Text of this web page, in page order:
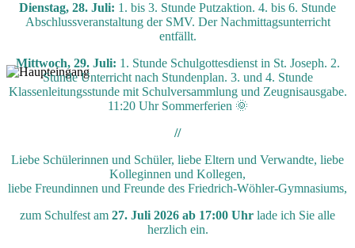
Dienstag, 28. Juli: 1. bis 3. Stunde Putzaktion. 4. bis 6. Stunde
Abschlussveranstaltung der SMV. Der Nachmittagsunterricht
entfällt.
Mittwoch, 29. Juli: 1. Stunde Schulgottesdienst in St. Joseph. 2.
Stunde Unterricht nach Stundenplan. 3. und 4. Stunde
Klassenleitungsstunde mit Schulversammlung und Zeugnisausgabe.
11:20 Uhr Sommerferien 🌞
//
Liebe Schülerinnen und Schüler, liebe Eltern und Verwandte, liebe
Kolleginnen und Kollegen,
liebe Freundinnen und Freunde des Friedrich-Wöhler-Gymnasiums,
zum Schulfest am 27. Juli 2026 ab 17:00 Uhr lade ich Sie alle
herzlich ein.